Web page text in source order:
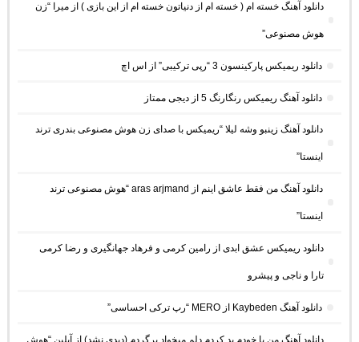
دانلود آهنگ خسته ام ( خسته ام از دنیاتون خسته ام از این بازی ) از میرا “زن
هوش مصنوعی”
دانلود ریمیکس پارکینسون 3 “رپی ترکیبی” از اس اچ
دانلود آهنگ ریمیکس رنگارنگ 5 از دیجی ممتاز
دانلود آهنگ زینبو وشه لیلا “ریمیکس با صدای زن هوش مصنوعی بندری ترند
اینستا”
دانلود آهنگ من فقط عاشق اینم از aras arjmand “هوش مصنوعی ترند
اینستا”
دانلود ریمیکس عشق ابدی از رامین کرمی و فرهاد جهانگیری و رضا کرمی
تارا و ناجی و پیشرو
دانلود آهنگ Kaybeden از MERO “رپ ترکی احساسی”
دانلود آهنگ من با خودم بد کردم دلم میخواد برگردم (دیدی نشد) از آیلین “هوش